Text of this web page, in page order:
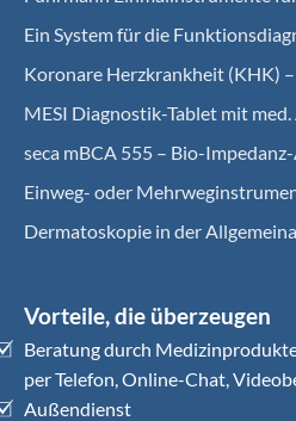
Ein System für die
Koro­nare Herz­krank­heit (KHK)
MESI Diagnostik-Tablet mit med.
seca mBCA 555 – Bio-
Einweg- oder
Dermatoskopie in der
Vorteile, die überzeugen
Beratung durch
per Telefon, Online-Chat,
Außendienst